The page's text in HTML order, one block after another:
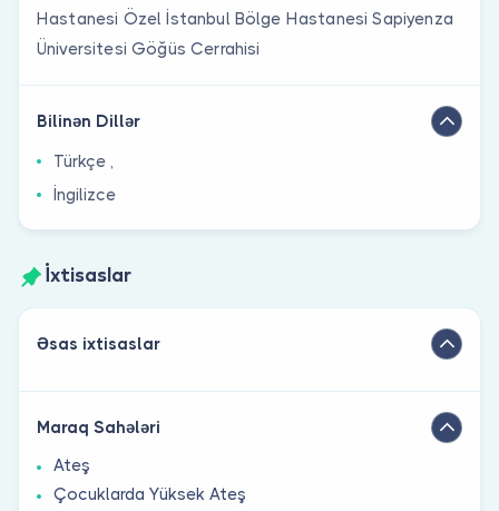
Hastanesi Özel İstanbul Bölge Hastanesi Sapiyenza
Üniversitesi Göğüs Cerrahisi
Bilinən Dillər
Türkçe ,
İngilizce
İxtisaslar
Əsas ixtisaslar
Maraq Sahələri
Ateş
Çocuklarda Yüksek Ateş